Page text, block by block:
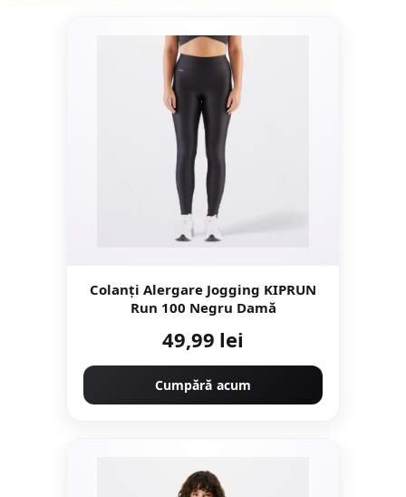
Colanți Alergare Jogging KIPRUN
Run 100 Negru Damă
49,99 lei
Cumpără acum